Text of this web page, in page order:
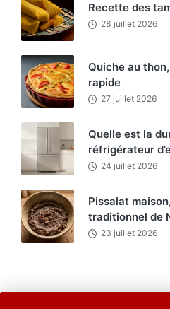
Recette des
28 juillet 2026
Quiche au
rapide
27 juillet 2026
Quelle est la
réfrigérateur
24 juillet 2026
Pissalat
traditionnel de
23 juillet 2026